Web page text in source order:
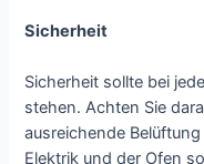
Sicherheit
Sicherheit sollte bei
stehen. Achten Sie
ausreichende
Elektrik und der Ofen